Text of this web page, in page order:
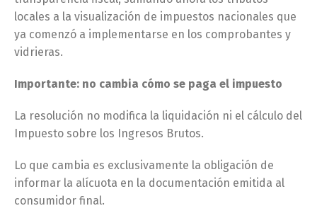
locales a la visualización de impuestos nacionales que
ya comenzó a implementarse en los comprobantes y
vidrieras.
Importante: no cambia cómo se paga el impuesto
La resolución no modifica la liquidación ni el cálculo del
Impuesto sobre los Ingresos Brutos.
Lo que cambia es exclusivamente la obligación de
informar la alícuota en la documentación emitida al
consumidor final.